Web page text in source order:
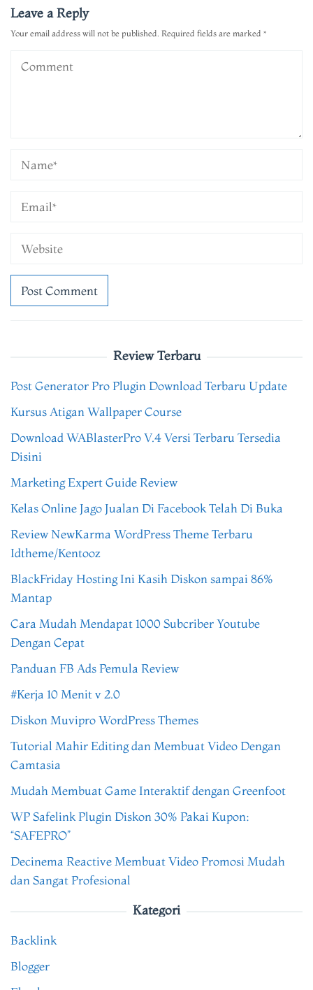
Leave a Reply
Your email address will not be published. Required fields are marked *
Review Terbaru
Post Generator Pro Plugin Download Terbaru Update
Kursus Atigan Wallpaper Course
Download WABlasterPro V.4 Versi Terbaru Tersedia
Disini
Marketing Expert Guide Review
Kelas Online Jago Jualan Di Facebook Telah Di Buka
Review NewKarma WordPress Theme Terbaru
Idtheme/Kentooz
BlackFriday Hosting Ini Kasih Diskon sampai 86%
Mantap
Cara Mudah Mendapat 1000 Subcriber Youtube
Dengan Cepat
Panduan FB Ads Pemula Review
#Kerja 10 Menit v 2.0
Diskon Muvipro WordPress Themes
Tutorial Mahir Editing dan Membuat Video Dengan
Camtasia
Mudah Membuat Game Interaktif dengan Greenfoot
WP Safelink Plugin Diskon 30% Pakai Kupon:
“SAFEPRO”
Decinema Reactive Membuat Video Promosi Mudah
dan Sangat Profesional
Kategori
Backlink
Blogger